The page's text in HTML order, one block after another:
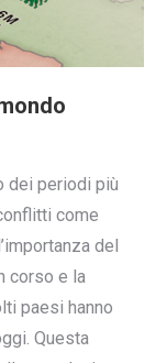
dei periodi più
come
del
corso e la
paesi hanno
Questa